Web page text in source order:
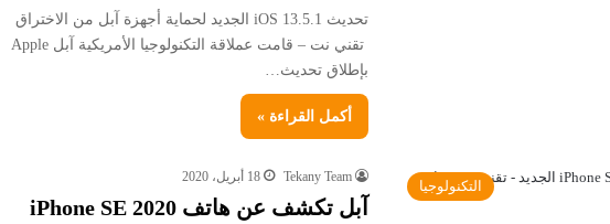
تحديث iOS 13.5.1 الجديد لحماية أجهزة آبل من الاختراق
تقني نت – قامت عملاقة التكنولوجيا الأمريكية آبل Apple
بإطلاق تحديث…
أكمل القراءة »
التكنولوجيا
Tekany Team 18 أبريل، 2020
آبل تكشف عن هاتف iPhone SE 2020